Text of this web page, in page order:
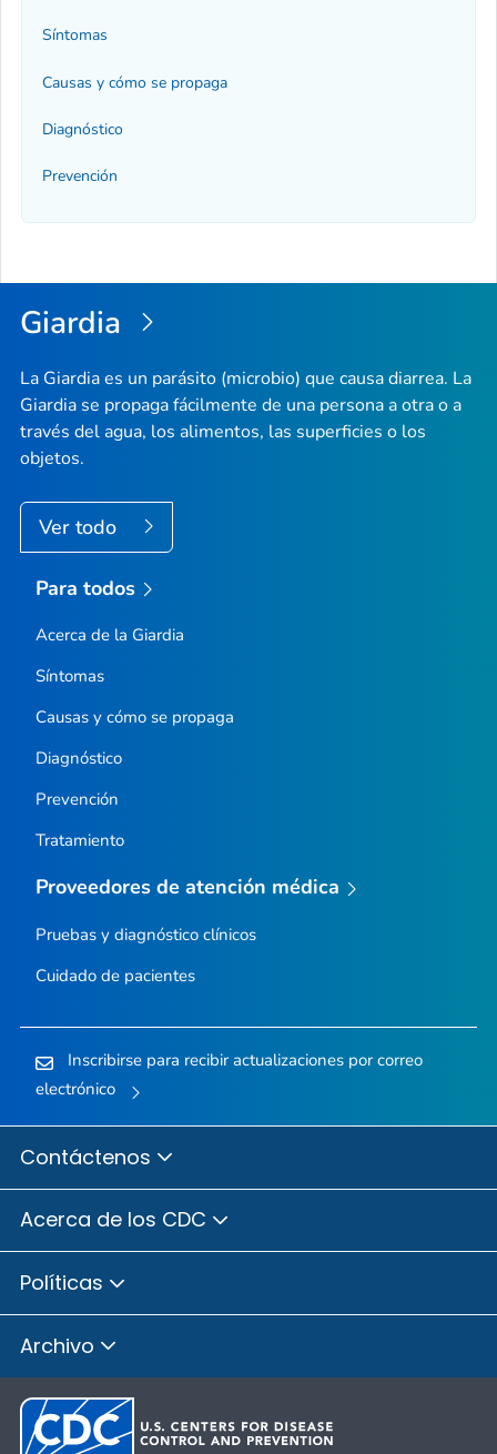
Síntomas
Causas y cómo se propaga
Diagnóstico
Prevención
Giardia
La Giardiaes un parásito (microbio) que causa diarrea. La
Giardia se propaga fácilmente de una persona a otra o a
través del agua, los alimentos, las superficies o los
objetos.
Ver todo
Para todos
Acerca de la Giardia
Síntomas
Causas y cómo se propaga
Diagnóstico
Prevención
Tratamiento
Proveedores de atención médica
Pruebas y diagnóstico clínicos
Cuidado de pacientes
Inscribirse para recibir actualizaciones por correo
electrónico
Contáctenos
Acerca de los CDC
Políticas
Archivo